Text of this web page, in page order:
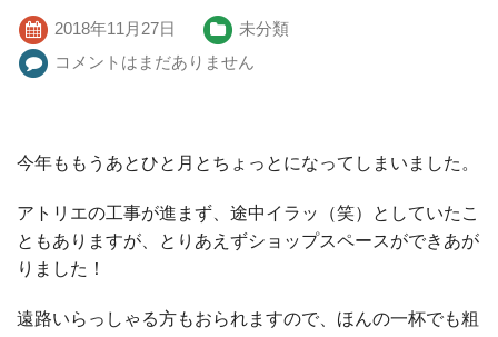
2018年11月27日
未分類
コメントはまだありません
今年ももうあとひと月とちょっとになってしまいました。
アトリエの工事が進まず、途中イラッ（笑）としていたこ
ともありますが、とりあえずショップスペースができあが
りました！
遠路いらっしゃる方もおられますので、ほんの一杯でも粗